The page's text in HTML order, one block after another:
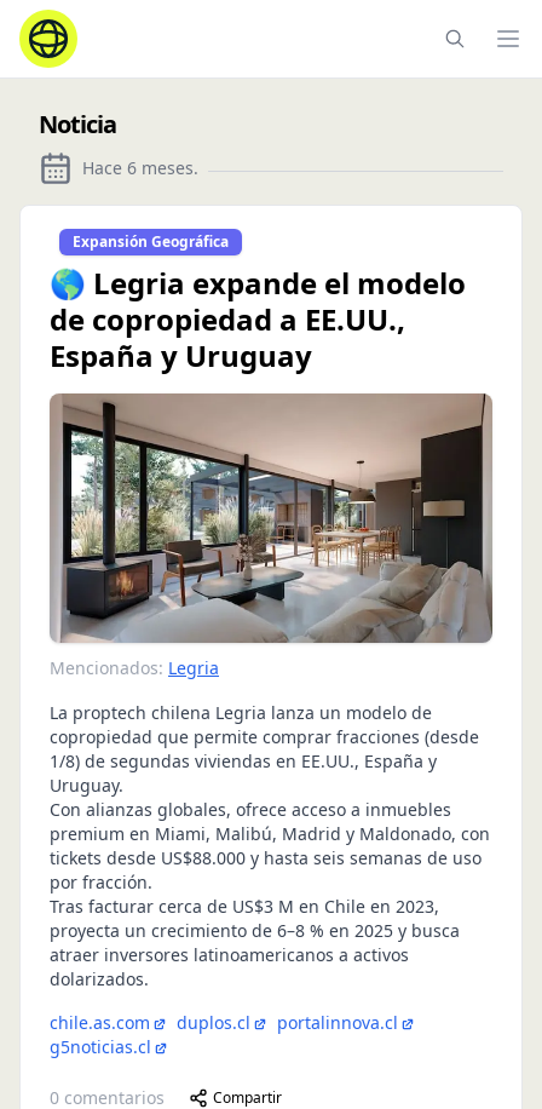
Noticia
Hace 6 meses.
Expansión Geográfica
🌎 Legria expande el modelo
de copropiedad a EE.UU.,
España y Uruguay
Mencionados: Legria
La proptech chilena Legria lanza un modelo de
copropiedad que permite comprar fracciones (desde
1/8) de segundas viviendas en EE.UU., España y
Uruguay.
Con alianzas globales, ofrece acceso a inmuebles
premium en Miami, Malibú, Madrid y Maldonado, con
tickets desde US$88.000 y hasta seis semanas de uso
por fracción.
Tras facturar cerca de US$3 M en Chile en 2023,
proyecta un crecimiento de 6–8 % en 2025 y busca
atraer inversores latinoamericanos a activos
dolarizados.
chile.as.com
duplos.cl
portalinnova.cl
g5noticias.cl
0 comentarios Compartir